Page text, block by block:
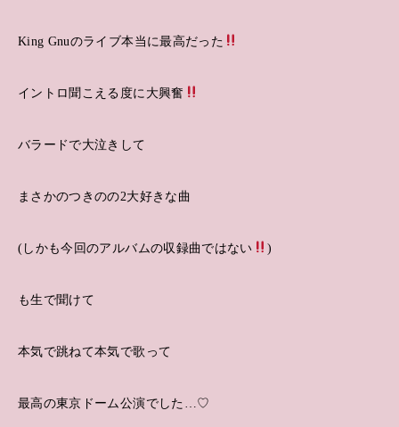
King Gnuのライブ本当に最高だった
イントロ聞こえる度に大興奮
バラードで大泣きして
まさかのつきのの2大好きな曲
(しかも今回のアルバムの収録曲ではない )
も生で聞けて
本気で跳ねて本気で歌って
最高の東京ドーム公演でした…♡